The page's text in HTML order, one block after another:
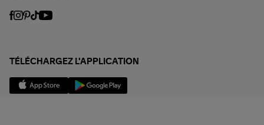
TÉLÉCHARGEZ L'APPLICATION